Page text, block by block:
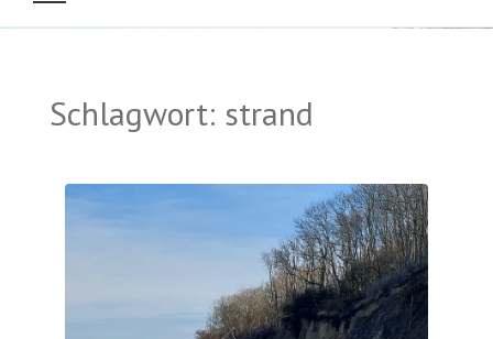
Schlagwort: strand